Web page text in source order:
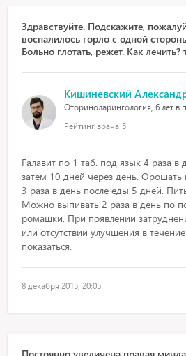
Здравствуйте. Подскажите,
воспалилось горло с одной
Больно глотать, режет. Как лечить?
Кишиневский
Оториноларингология, 6 лет в
Рейтинг врача 5
Галавит по 1 таб. под язык 4 раза в
затем 10 дней через день. Орошать
3 раза в день после еды 5 дней.
Можно выпивать 2 раза в день по
ромашки. При появлении
или отсутствии улучшения в
показаться.
8 декабря 2015, 20:05